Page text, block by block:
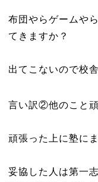
布団やらゲームや
てきますか？
出てこないので校
言い訳②他のこと
頑張った上に塾に
妥協した人は第一